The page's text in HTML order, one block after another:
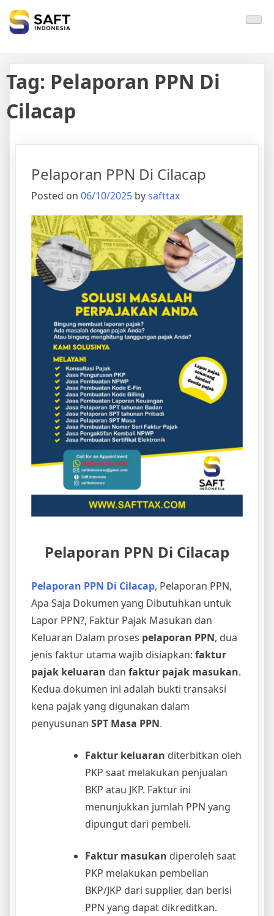
Solisi Perjakan Anda
Tag: Pelaporan PPN Di
Cilacap
Pelaporan PPN Di Cilacap
Posted on 06/10/2025 bysafttax
Pelaporan PPN Di Cilacap
Pelaporan PPN Di Cilacap, Pelaporan PPN,
Apa Saja Dokumen yang Dibutuhkan untuk
Lapor PPN?, Faktur Pajak Masukan dan
Keluaran Dalam proses pelaporan PPN, dua
jenis faktur utama wajib disiapkan: faktur
pajak keluaran dan faktur pajak masukan.
Kedua dokumen ini adalah bukti transaksi
kena pajak yang digunakan dalam
penyusunan SPT Masa PPN.
Faktur keluaran diterbitkan oleh
PKP saat melakukan penjualan
BKP atau JKP. Faktur ini
menunjukkan jumlah PPN yang
dipungut dari pembeli.
Faktur masukan diperoleh saat
PKP melakukan pembelian
BKP/JKP dari supplier, dan berisi
PPN yang dapat dikreditkan.